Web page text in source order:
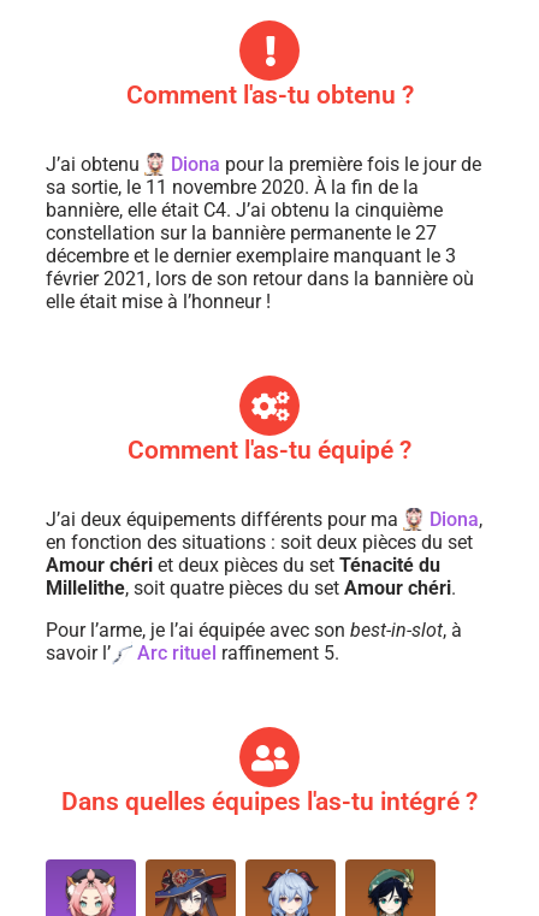
Comment l'as-tu obtenu ?
J’ai obtenu Diona pour la première fois le jour de
sa sortie, le 11 novembre 2020. À la fin de la
bannière, elle était C4. J’ai obtenu la cinquième
constellation sur la bannière permanente le 27
décembre et le dernier exemplaire manquant le 3
février 2021, lors de son retour dans la bannière où
elle était mise à l’honneur !
Comment l'as-tu équipé ?
J’ai deux équipements différents pour ma Diona,
en fonction des situations : soit deux pièces du set
Amour chéri et deux pièces du set Ténacité du
Millelithe, soit quatre pièces du set Amour chéri.
Pour l’arme, je l’ai équipée avec son best-in-slot, à
savoir l’
Arc rituel raffinement 5.
Dans quelles équipes l'as-tu intégré ?